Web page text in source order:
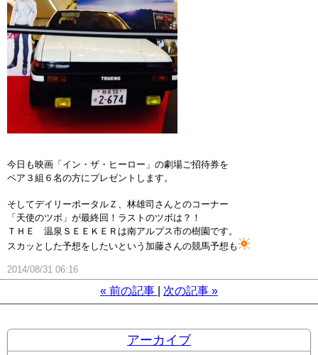
今日も映画「イン・ザ・ヒーロー」の劇場ご招待券を
ペア３組６名の方にプレゼントします。
そしてデイリーポータルＺ、林雄司さんとのコーナー
「天使のツボ」が最終回！ラストのツボは？！
ＴＨＥ 温泉ＳＥＥＫＥＲは南アルプス市の樹園です。
スカッとした予想をしたいという加藤さんの競馬予想も
2014/08/31 06:16
« 前の記事 次の記事 »
アーカイブ